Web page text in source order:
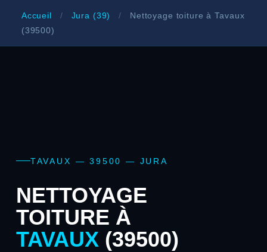
Accueil / Jura (39) /
Nettoyage toiture à Tavaux
(39500)
TAVAUX — 39500 — JURA
NETTOYAGE
TOITURE À
TAVAUX (39500)